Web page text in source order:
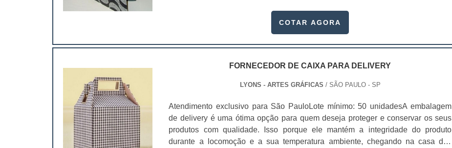
impactantes e adicionam um acabamento altamente diferenciado, para que ele
COTAR AGORA
FORNECEDOR DE CAIXA PARA DELIVERY
LYONS - ARTES GRÁFICAS / SÃO PAULO - SP
Atendimento exclusivo para São PauloLote mínimo: 50 unidadesA embalagem
de delivery é uma ótima opção para quem deseja proteger e conservar os seus
produtos com qualidade. Isso porque ele mantém a integridade do produto
durante a locomoção e a sua temperatura ambiente, chegando na casa dos